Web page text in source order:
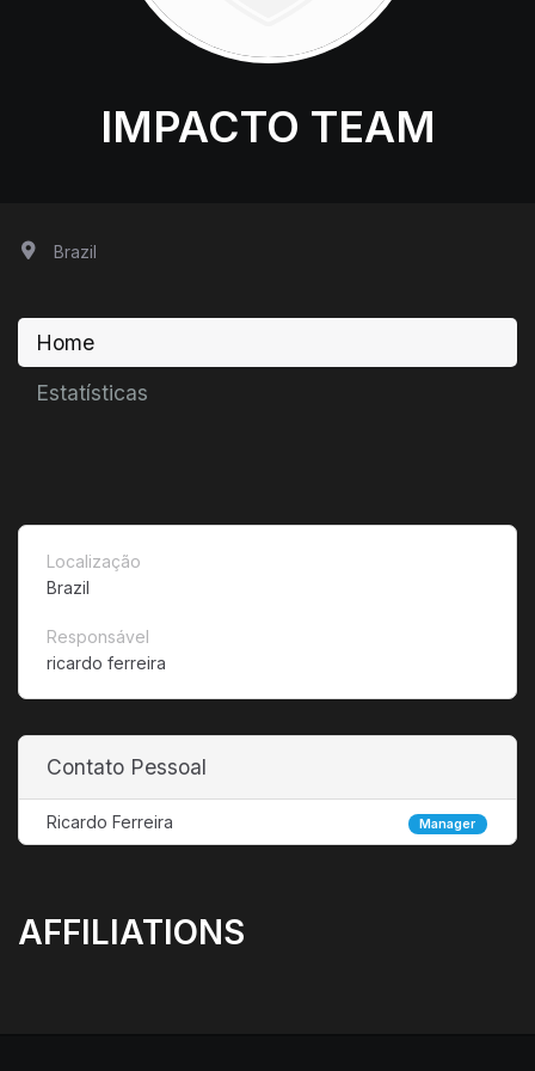
IMPACTO TEAM
Brazil
Home
Estatísticas
Localização
Brazil
Responsável
ricardo ferreira
Contato Pessoal
Ricardo Ferreira Manager
AFFILIATIONS